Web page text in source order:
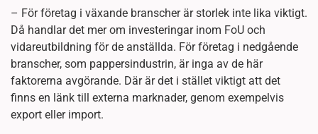
– För företag i växande branscher är storlek inte lika viktigt.
Då handlar det mer om investeringar inom FoU och
vidareutbildning för de anställda. För företag i nedgående
branscher, som pappersindustrin, är inga av de här
faktorerna avgörande. Där är det i stället viktigt att det
finns en länk till externa marknader, genom exempelvis
export eller import.